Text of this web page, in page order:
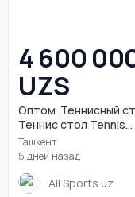
4 600
UZS
Оптом .Теннисный
Теннис стол Tennis...
Ташкент
5 дней назад
All Sports uz